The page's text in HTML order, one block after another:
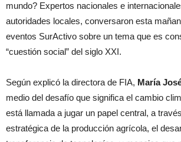
mundo? Expertos nacionales e
autoridades locales, conversaron esta
eventos SurActivo sobre un tema que es
“cuestión social” del siglo XXI.
Según explicó la directora de FIA, María
medio del desafío que significa el cambio
está llamada a jugar un papel central, a
estratégica de la producción agrícola, el